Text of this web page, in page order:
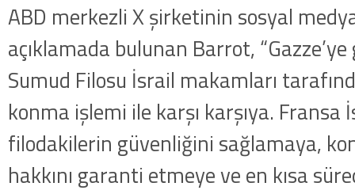
ABD merkezli X şirketinin sosyal
açıklamada bulunan Barrot,
Sumud Filosu İsrail makamları
konma işlemi ile karşı karşıya. Fransa
filodakilerin güvenliğini sağlamaya,
hakkını garanti etmeye ve en kısa